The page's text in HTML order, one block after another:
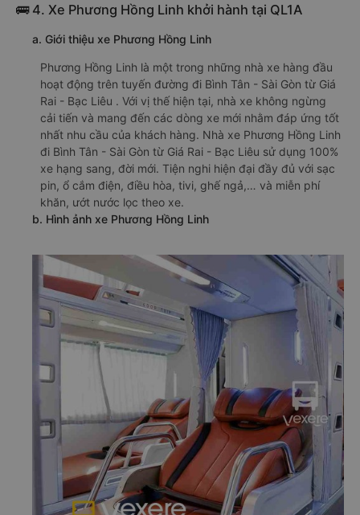
🚌 4. Xe Phương Hồng Linh khởi hành tại QL1A
a. Giới thiệu xe Phương Hồng Linh
Phương Hồng Linh là một trong những nhà xe hàng đầu
hoạt động trên tuyến đường đi Bình Tân - Sài Gòn từ Giá
Rai - Bạc Liêu . Với vị thế hiện tại, nhà xe không ngừng
cải tiến và mang đến các dòng xe mới nhằm đáp ứng tốt
nhất nhu cầu của khách hàng. Nhà xe Phương Hồng Linh
đi Bình Tân - Sài Gòn từ Giá Rai - Bạc Liêu sử dụng 100%
xe hạng sang, đời mới. Tiện nghi hiện đại đầy đủ với sạc
pin, ổ cắm điện, điều hòa, tivi, ghế ngả,… và miễn phí
khăn, ướt nước lọc theo xe.
b. Hình ảnh xe Phương Hồng Linh